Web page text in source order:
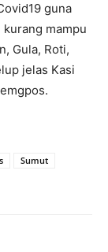
guna
mampu
Gula, Roti,
jelas Kasi
Sumut